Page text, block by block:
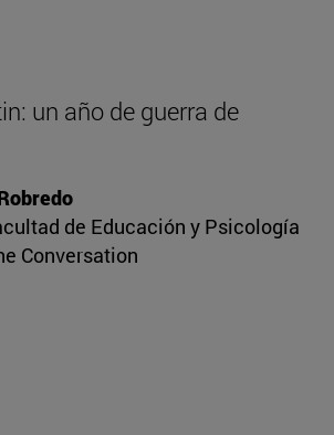
un año de guerra de
de Educación y Psicología
Conversation